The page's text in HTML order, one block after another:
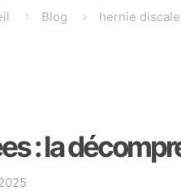
Blog hernie discale
: la